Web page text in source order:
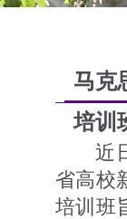
马克
培训
近日
省高校
培训班